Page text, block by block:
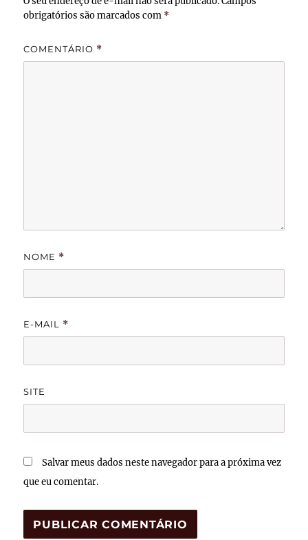
obrigatórios são marcados com *
COMENTÁRIO *
NOME *
E-MAIL *
SITE
Salvar meus dados neste navegador para a próxima vez
que eu comentar.